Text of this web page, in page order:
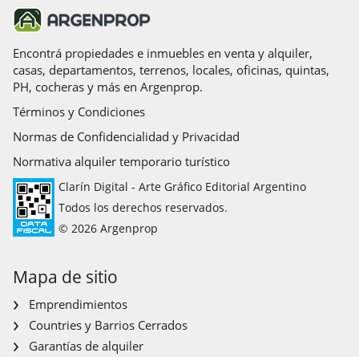
Encontrá propiedades e inmuebles en venta y alquiler,
casas, departamentos, terrenos, locales, oficinas, quintas,
PH, cocheras y más en Argenprop.
Términos y Condiciones
Normas de Confidencialidad y Privacidad
Normativa alquiler temporario turístico
Clarín Digital - Arte Gráfico Editorial Argentino
Todos los derechos reservados.
© 2026 Argenprop
Mapa de sitio
Emprendimientos
Countries y Barrios Cerrados
Garantías de alquiler